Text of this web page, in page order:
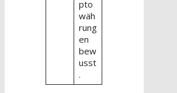
pto
wäh
rung
en
bew
usst
.